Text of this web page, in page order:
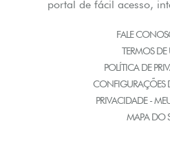
portal de fácil acesso,
FALE
TERMOS DE
POLÍTICA DE
CONFIGURAÇÕES
PRIVACIDADE -
MAPA DO